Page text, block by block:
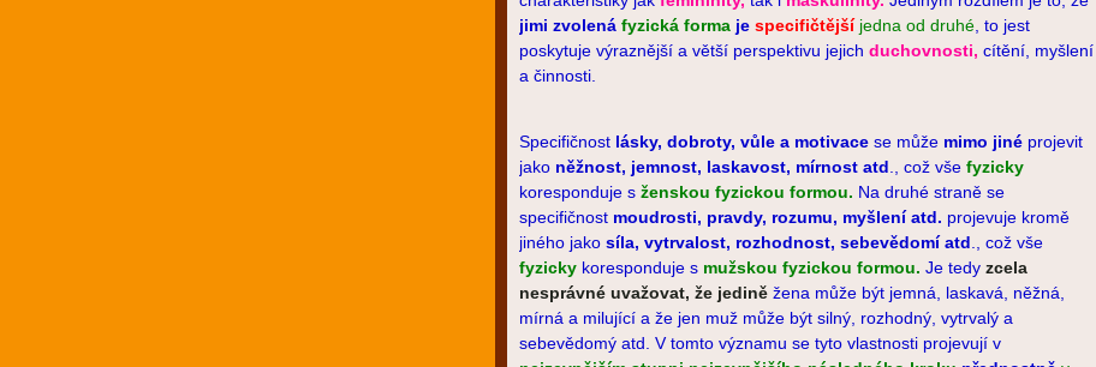
jimi zvolená fyzická forma je specifičtějšíjedna od druhé , to jest
poskytuje výraznější a větší perspektivu jejich duchovnosti, cítění, myšlení
a činnosti.
Specifičnost lásky, dobroty, vůle a motivace se může mimo jiné projevit
jako něžnost, jemnost, laskavost, mírnost atd ., což vše fyzicky
koresponduje s ženskou fyzickou formou. Na druhé straně se
specifičnost moudrosti, pravdy, rozumu, myšlení atd. projevuje kromě
jiného jako síla, vytrvalost, rozhodnost, sebevědomí atd ., což vše
fyzicky koresponduje s mužskou fyzickou formou. Je tedy zcela
nesprávné uvažovat, že jedině žena může být jemná, laskavá, něžná,
mírná a milující a že jen muž může být silný, rozhodný, vytrvalý a
sebevědomý atd. V tomto významu se tyto vlastnosti projevují v